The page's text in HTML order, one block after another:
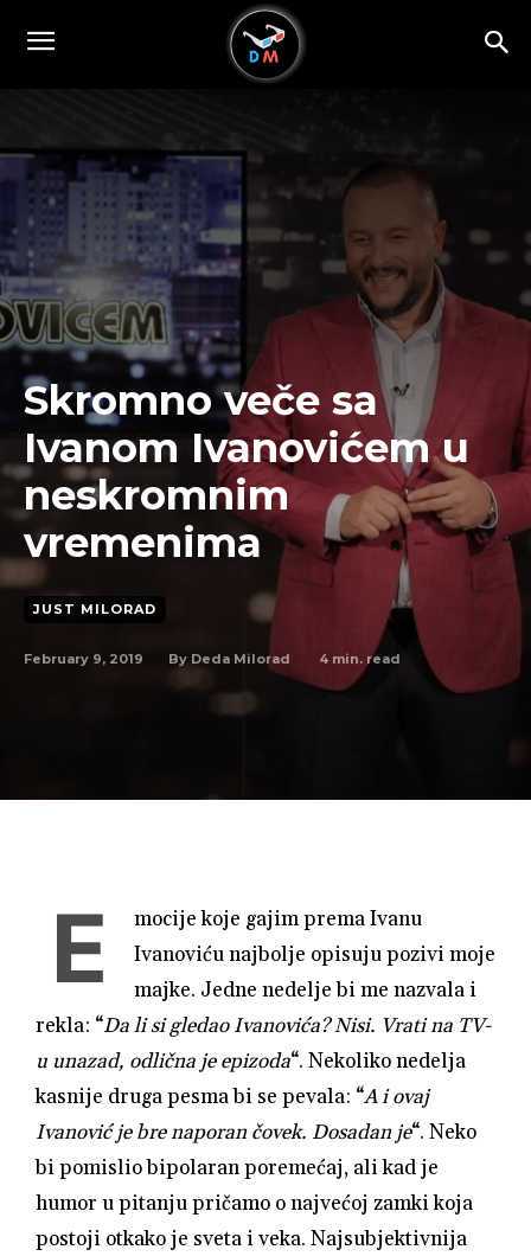
Skromno veče sa
Ivanom Ivanovićem u
neskromnim
vremenima
JUST MILORAD
February 9, 2019 By Deda Milorad 4 min. read
E
mocije koje gajim prema Ivanu
Ivanoviću najbolje opisuju pozivi moje
majke. Jedne nedelje bi me nazvala i
rekla: “Da li si gledao Ivanovića? Nisi. Vrati na TV-
u unazad, odlična je epizoda“. Nekoliko nedelja
kasnije druga pesma bi se pevala: “A i ovaj
Ivanović je bre naporan čovek. Dosadan je“. Neko
bi pomislio bipolaran poremećaj, ali kad je
humor u pitanju pričamo o najvećoj zamki koja
postoji otkako je sveta i veka. Najsubjektivnija